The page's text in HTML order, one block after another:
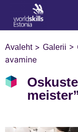
Avaleht> Galerii >
avamine